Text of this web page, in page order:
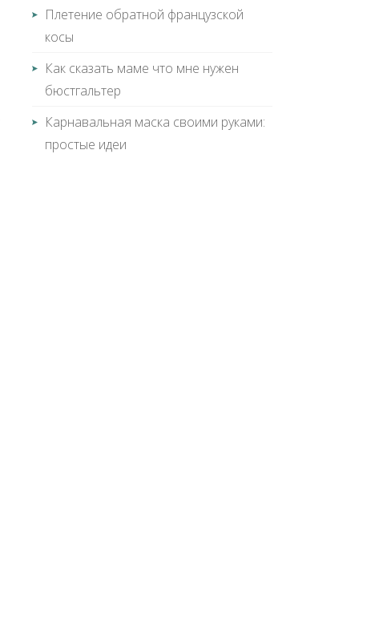
Плетение обратной французской
косы
Как сказать маме что мне нужен
бюстгальтер
Карнавальная маска своими руками:
простые идеи